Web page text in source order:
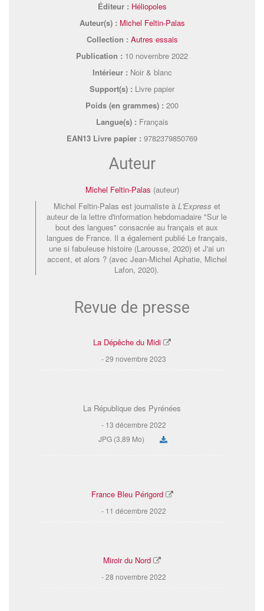
Éditeur : Héliopoles
Auteur(s) : Michel Feltin-Palas
Collection : Autres essais
Publication : 10 novembre 2022
Intérieur : Noir & blanc
Support(s) : Livre papier
Poids (en grammes) : 200
Langue(s) : Français
EAN13 Livre papier : 9782379850769
Auteur
Michel Feltin-Palas (auteur)
Michel Feltin-Palas est journaliste à L'Express et
auteur de la lettre d'information hebdomadaire "Sur le
bout des langues" consacrée au français et aux
langues de France. Il a également publié Le français,
une si fabuleuse histoire (Larousse, 2020) et J'ai un
accent, et alors ? (avec Jean-Michel Aphatie, Michel
Lafon, 2020).
Revue de presse
La Dépêche du Midi
29 novembre 2023
La République des Pyrénées
13 décembre 2022
JPG (3,89 Mo)
France Bleu Périgord
11 décembre 2022
Miroir du Nord
28 novembre 2022